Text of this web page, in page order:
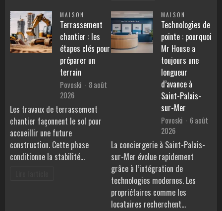
MAISON
Terrassement
chantier : les
étapes clés pour
préparer un
terrain
Povoski
8 août
2026
Les travaux de terrassement
chantier façonnent le sol pour
accueillir une future
construction. Cette phase
conditionne la stabilité…
MAISON
Technologies de
pointe : pourquoi
Mr House a
toujours une
longueur
d’avance à
Saint-Palais-
sur-Mer
Povoski
6 août
2026
La conciergerie à Saint-Palais-
sur-Mer évolue rapidement
grâce à l’intégration de
technologies modernes. Les
propriétaires comme les
locataires recherchent…